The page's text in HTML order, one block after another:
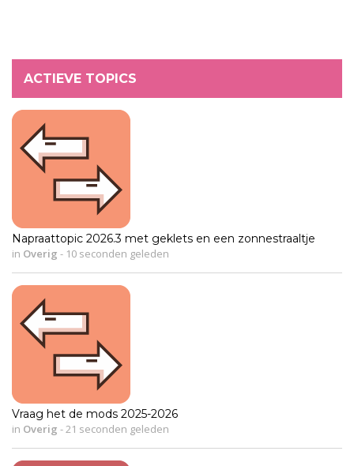
ACTIEVE TOPICS
Napraattopic 2026.3 met geklets en een zonnestraaltje
in Overig - 10 seconden geleden
Vraag het de mods 2025-2026
in Overig - 21 seconden geleden